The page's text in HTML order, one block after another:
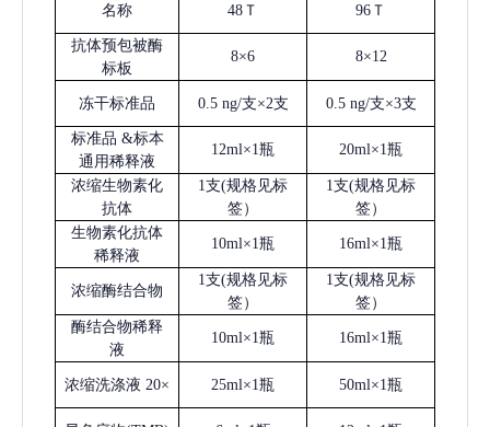
名称 48Ｔ 96Ｔ
抗体预包被酶
标板
8×6 8×12
冻干标准品 0.5 ng/支×2支 0.5 ng/支×3支
标准品 &标本
通用稀释液
12ml×1瓶 20ml×1瓶
浓缩生物素化
抗体
1支(规格见标
签）
1支(规格见标
签）
生物素化抗体
稀释液
10ml×1瓶 16ml×1瓶
浓缩酶结合物
1支(规格见标
签）
1支(规格见标
签）
酶结合物稀释
液
10ml×1瓶 16ml×1瓶
浓缩洗涤液 20× 25ml×1瓶 50ml×1瓶